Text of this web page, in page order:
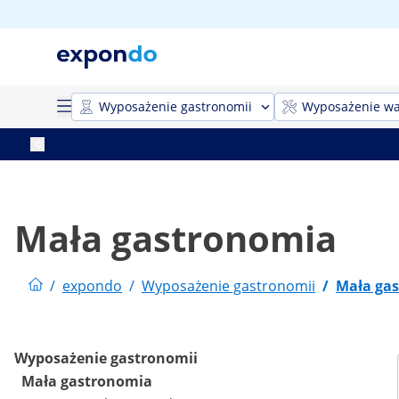
Wyposażenie gastronomii Wyposażenie
Mała gastronomia
/ expondo / Wyposażenie gastronomii / Mała
Wyposażenie gastronomii
Mała gastronomia